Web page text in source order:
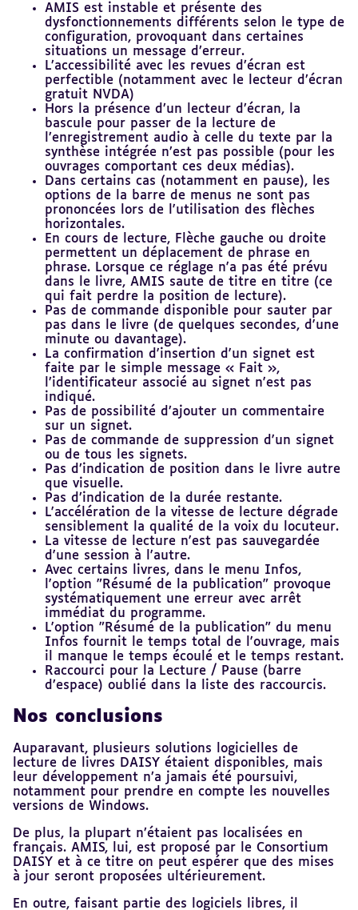
AMIS est instable et présente des
dysfonctionnements différents selon le type de
configuration, provoquant dans certaines
situations un message d’erreur.
L’accessibilité avec les revues d’écran est
perfectible (notamment avec le lecteur d’écran
gratuit NVDA)
Hors la présence d’un lecteur d’écran, la
bascule pour passer de la lecture de
l’enregistrement audio à celle du texte par la
synthèse intégrée n’est pas possible (pour les
ouvrages comportant ces deux médias).
Dans certains cas (notamment en pause), les
options de la barre de menus ne sont pas
prononcées lors de l'utilisation des flèches
horizontales.
En cours de lecture, Flèche gauche ou droite
permettent un déplacement de phrase en
phrase. Lorsque ce réglage n'a pas été prévu
dans le livre, AMIS saute de titre en titre (ce
qui fait perdre la position de lecture).
Pas de commande disponible pour sauter par
pas dans le livre (de quelques secondes, d'une
minute ou davantage).
La confirmation d'insertion d'un signet est
faite par le simple message « Fait »,
l’identificateur associé au signet n'est pas
indiqué.
Pas de possibilité d’ajouter un commentaire
sur un signet.
Pas de commande de suppression d'un signet
ou de tous les signets.
Pas d’indication de position dans le livre autre
que visuelle.
Pas d’indication de la durée restante.
L'accélération de la vitesse de lecture dégrade
sensiblement la qualité de la voix du locuteur.
La vitesse de lecture n'est pas sauvegardée
d'une session à l'autre.
Avec certains livres, dans le menu Infos,
l'option "Résumé de la publication" provoque
systématiquement une erreur avec arrêt
immédiat du programme.
L'option "Résumé de la publication" du menu
Infos fournit le temps total de l'ouvrage, mais
il manque le temps écoulé et le temps restant.
Raccourci pour la Lecture / Pause (barre
d’espace) oublié dans la liste des raccourcis.
Nos conclusions
Auparavant, plusieurs solutions logicielles de
lecture de livres DAISY étaient disponibles, mais
leur développement n’a jamais été poursuivi,
notamment pour prendre en compte les nouvelles
versions de Windows.
De plus, la plupart n’étaient pas localisées en
français. AMIS, lui, est proposé par le Consortium
DAISY et à ce titre on peut espérer que des mises
à jour seront proposées ultérieurement.
En outre, faisant partie des logiciels libres, il